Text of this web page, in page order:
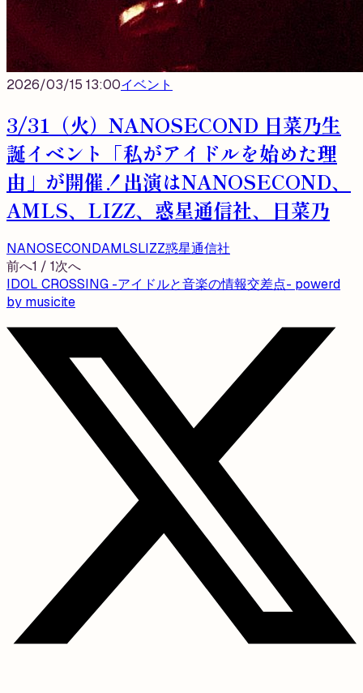
2026/03/15 13:00イベント
3/31（火）NANOSECOND 日菜乃生
誕イベント「私がアイドルを始めた理
由」が開催！出演はNANOSECOND、
AMLS、LIZZ、惑星通信社、日菜乃
NANOSECONDAMLSLIZZ惑星通信社
前へ1 / 1次へ
IDOL CROSSING -アイドルと音楽の情報交差点- powerd
by musicite